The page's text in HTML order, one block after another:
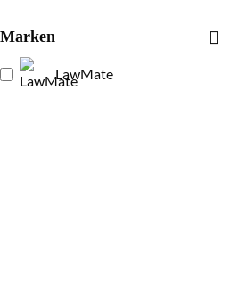
Marken
LawMate